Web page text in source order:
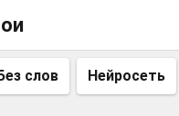
слов Нейросеть